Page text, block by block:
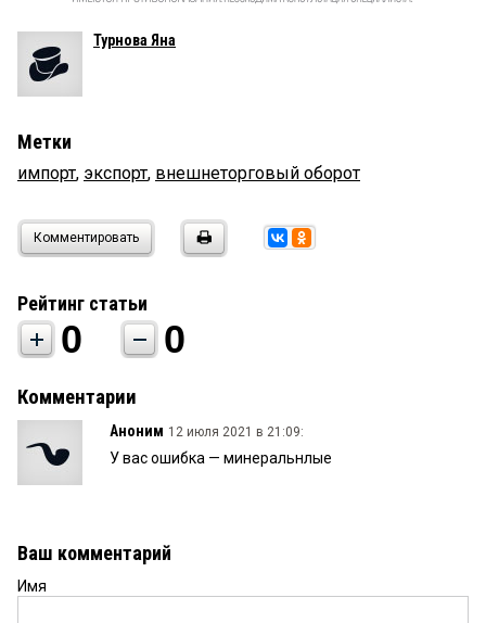
Турнова Яна
Метки
импорт, экспорт, внешнеторговый оборот
Комментировать
Рейтинг статьи
0 0
Комментарии
Аноним 12 июля 2021 в 21:09:
У вас ошибка — минеральнлые
Ваш комментарий
Имя